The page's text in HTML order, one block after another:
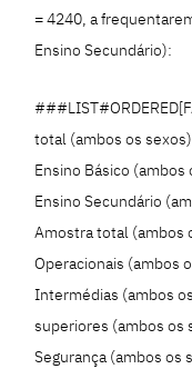
= 4240, a
Ensino Secundário):
total (ambos os
Ensino Básico
Ensino Secundário
Amostra total (ambos
Operacionais (ambos
Intermédias (ambos
superiores (ambos os
Segurança (ambos